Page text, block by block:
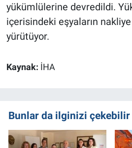
yükümlülerine devredildi.
içerisindeki eşyaların
yürütüyor.
Kaynak: İHA
Bunlar da ilginizi çekebilir